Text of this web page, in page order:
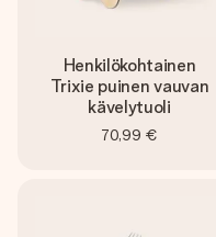
Henkilökohtainen
Trixie puinen vauvan
kävelytuoli
70,99 €